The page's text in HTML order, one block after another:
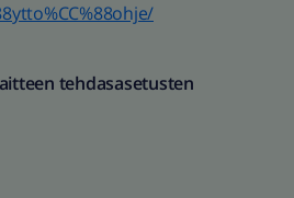
tehdasasetusten